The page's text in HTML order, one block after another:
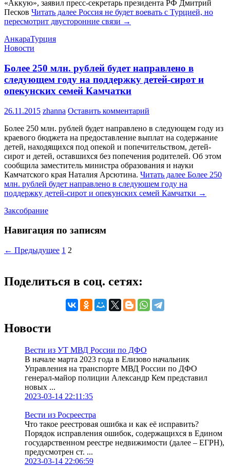
«Аккую», заявил пресс-секретарь президента РФ Дмитрий
Песков Читать далее Россия не будет воевать с Турцией, но
пересмотрит двусторонние связи →
АнкараТурция
Новости
Более 250 млн. рублей будет направлено в
следующем году на поддержку детей-сирот и
опекунских семей Камчатки
26.11.2015 zhanna Оставить комментарий
Более 250 млн. рублей будет направлено в следующем году из
краевого бюджета на предоставление выплат на содержание
детей, находящихся под опекой и попечительством, детей-
сирот и детей, оставшихся без попечения родителей. Об этом
сообщила заместитель министра образования и науки
Камчатского края Наталия Арсютина. Читать далее Более 250
млн. рублей будет направлено в следующем году на
поддержку детей-сирот и опекунских семей Камчатки →
Заксобрание
Навигация по записям
← Предыдущее 1 2
Поделиться в соц. сетях:
Новости
Вести из УТ МВД России по ДФО
В начале марта 2023 года в Елизово начальник
Управления на транспорте МВД России по ДФО
генерал-майор полиции Александр Кем представил
новых ...
2023-03-14 22:11:35
Вести из Росреестра
Что такое реестровая ошибка и как её исправить?
Порядок исправления ошибок, содержащихся в Едином
государственном реестре недвижимости (далее – ЕГРН),
предусмотрен ст. ...
2023-03-14 22:06:59